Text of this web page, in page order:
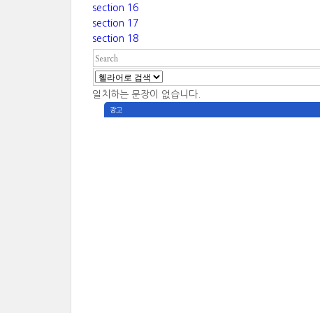
section 16
section 17
section 18
일치하는 문장이 없습니다.
광고